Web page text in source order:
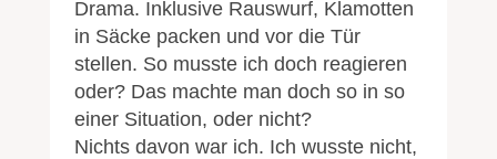
Drama. Inklusive Rauswurf, Klamotten
in Säcke packen und vor die Tür
stellen. So musste ich doch reagieren
oder? Das machte man doch so in so
einer Situation, oder nicht?
Nichts davon war ich. Ich wusste nicht,